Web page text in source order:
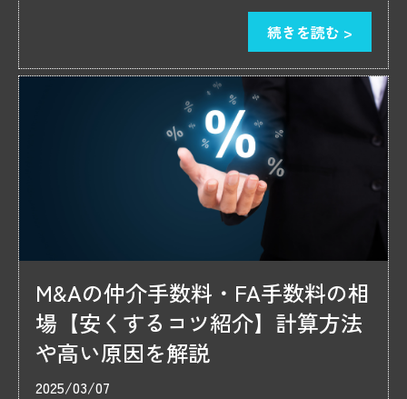
続きを読む >
M&Aの仲介手数料・FA手数料の相
場【安くするコツ紹介】計算方法
や高い原因を解説
2025/03/07